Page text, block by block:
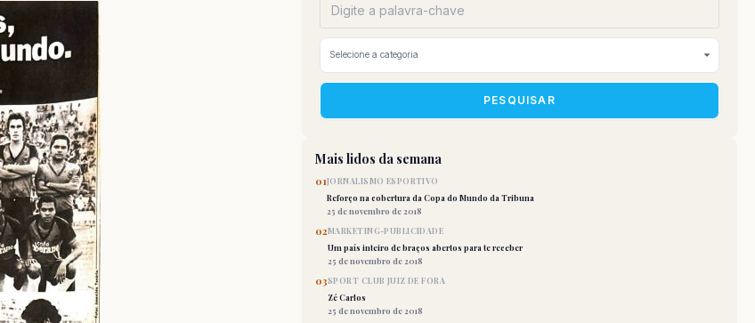
PESQUISAR
Mais lidos da semana
01JORNALISMO ESPORTIVO
Reforço na cobertura da Copa do Mundo da Tribuna
25 de novembro de 2018
02MARKETING-PUBLICIDADE
Um país inteiro de braços abertos para te receber
25 de novembro de 2018
03SPORT CLUB JUIZ DE FORA
Zé Carlos
25 de novembro de 2018